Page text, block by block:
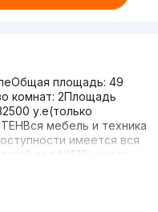
площадь: 49
комнат: 2Площадь
у.е(только
мебель и техника
имеется вся
сад №518; школа
Анвар+998(90)810-45-